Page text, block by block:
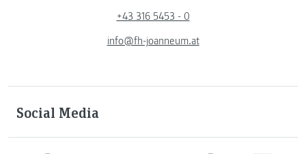
+43 316 5453 - 0
info@fh-joanneum.at
Social Media